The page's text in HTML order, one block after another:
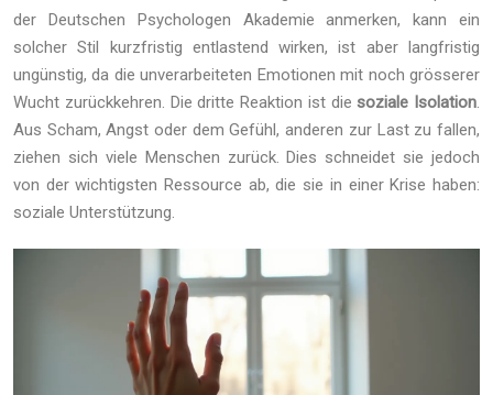
der Deutschen Psychologen Akademie anmerken, kann ein
solcher Stil kurzfristig entlastend wirken, ist aber langfristig
ungünstig, da die unverarbeiteten Emotionen mit noch grösserer
Wucht zurückkehren. Die dritte Reaktion ist diesoziale Isolation.
Aus Scham, Angst oder dem Gefühl, anderen zur Last zu fallen,
ziehen sich viele Menschen zurück. Dies schneidet sie jedoch
von der wichtigsten Ressource ab, die sie in einer Krise haben:
soziale Unterstützung.